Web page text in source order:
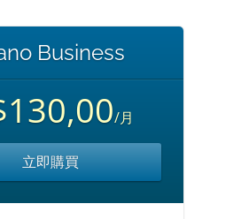
Business
/月
立即購買